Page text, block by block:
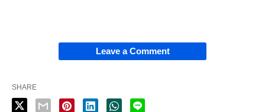
Leave a Comment
SHARE